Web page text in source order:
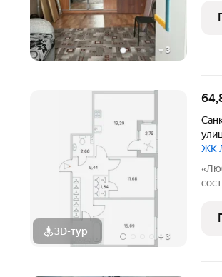
+ 3
3D-тур + 3
«Любоград»
ЖК